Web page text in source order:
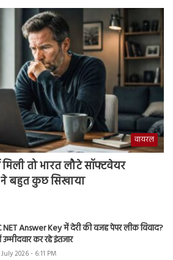
वायरल
तो भारत लौटे सॉफ्टवेयर
ने बहुत कुछ सिखाया
NET Answer Key में देरी की वजह पेपर लीक विवाद?
कर रहे इंतजार
2026 - 6:11 PM